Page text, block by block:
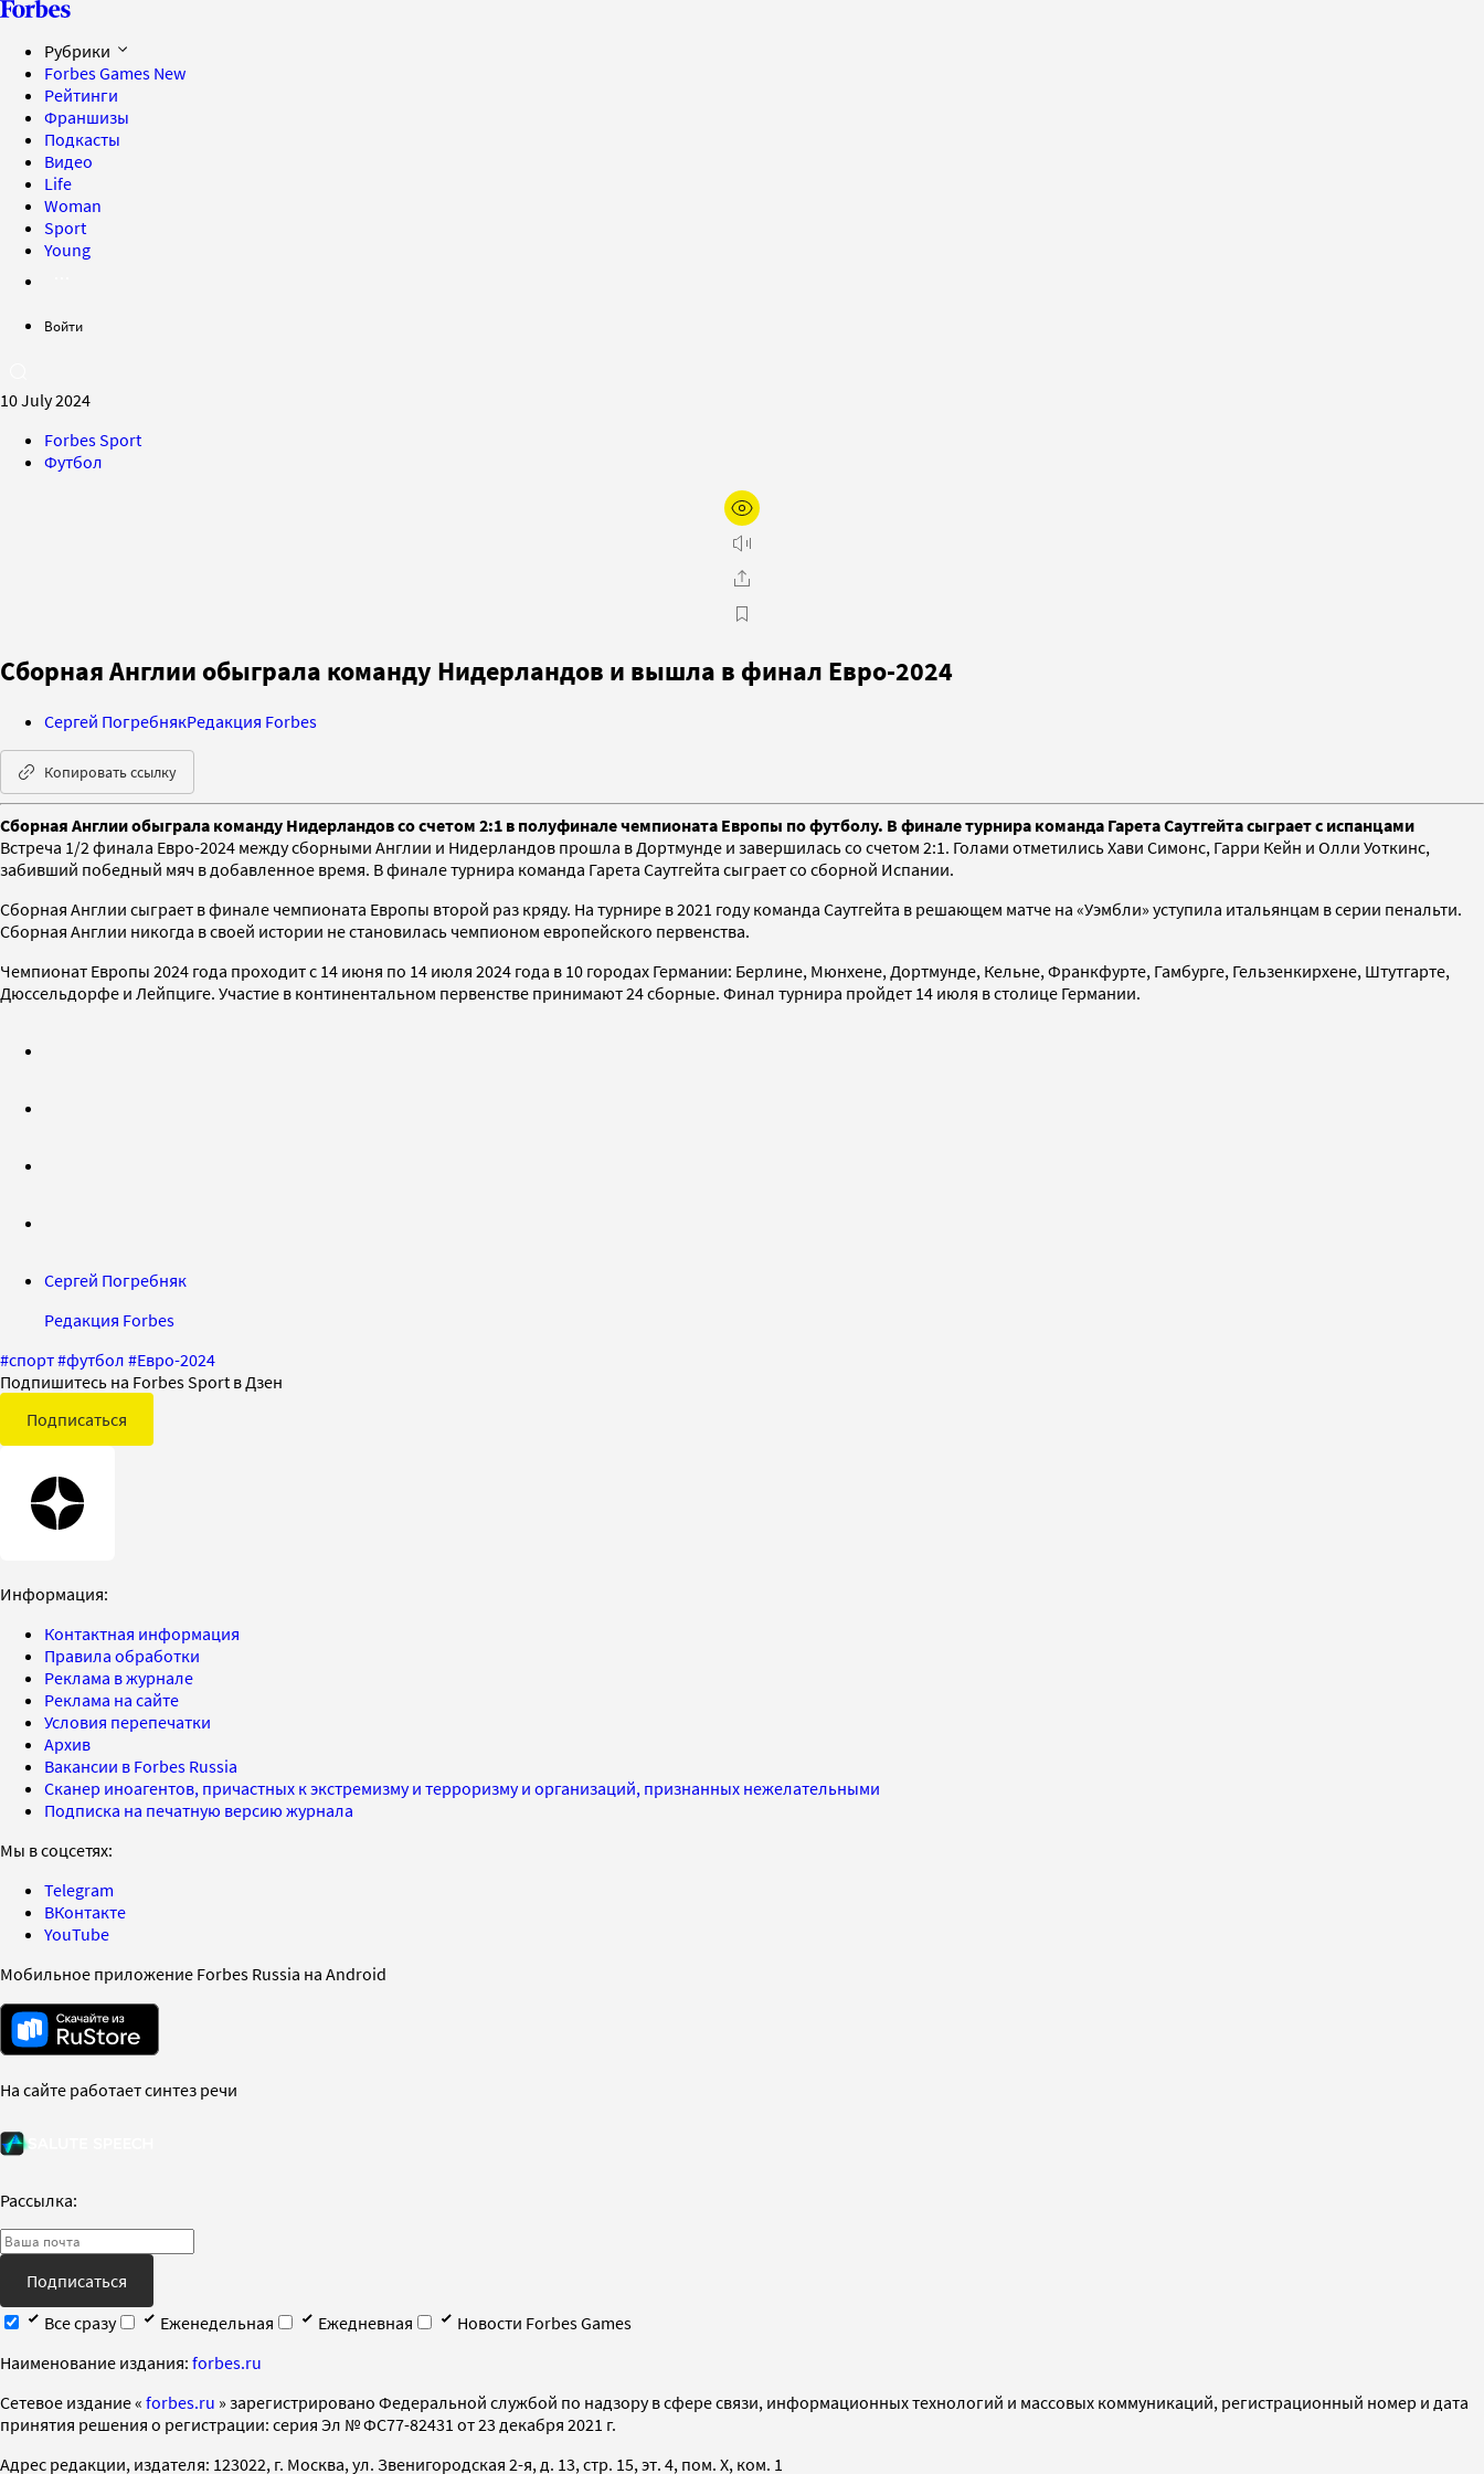
Рубрики
Forbes Games New
Рейтинги
Франшизы
Подкасты
Видео
Life
Woman
Sport
Young
Войти
10 July 2024
Forbes Sport
Футбол
Сборная Англии обыграла команду Нидерландов и вышла в финал Евро-2024
Сергей ПогребнякРедакция Forbes
Копировать ссылку
Сборная Англии обыграла команду Нидерландов со счетом 2:1 в полуфинале чемпионата Европы по футболу. В финале турнира команда Гарета Саутгейта сыграет с испанцами
Встреча 1/2 финала Евро-2024 между сборными Англии и Нидерландов прошла в Дортмунде и завершилась со счетом 2:1. Голами отметились Хави Симонс, Гарри Кейн и Олли Уоткинс,
забивший победный мяч в добавленное время. В финале турнира команда Гарета Саутгейта сыграет со сборной Испании.
Сборная Англии сыграет в финале чемпионата Европы второй раз кряду. На турнире в 2021 году команда Саутгейта в решающем матче на «Уэмбли» уступила итальянцам в серии пенальти.
Сборная Англии никогда в своей истории не становилась чемпионом европейского первенства.
Чемпионат Европы 2024 года проходит с 14 июня по 14 июля 2024 года в 10 городах Германии: Берлине, Мюнхене, Дортмунде, Кельне, Франкфурте, Гамбурге, Гельзенкирхене, Штутгарте,
Дюссельдорфе и Лейпциге. Участие в континентальном первенстве принимают 24 сборные. Финал турнира пройдет 14 июля в столице Германии.
Сергей Погребняк
Редакция Forbes
#спорт#футбол #Евро-2024
Подпишитесь на Forbes Sport в Дзен
Подписаться
Информация:
Контактная информация
Правила обработки
Реклама в журнале
Реклама на сайте
Условия перепечатки
Архив
Вакансии в Forbes Russia
Сканер иноагентов, причастных к экстремизму и терроризму и организаций, признанных нежелательными
Подписка на печатную версию журнала
Мы в соцсетях:
Telegram
ВКонтакте
YouTube
Мобильное приложение Forbes Russia на Android
На сайте работает синтез речи
Рассылка:
Подписаться
Все сразу
Еженедельная Ежедневная
Новости Forbes Games
Наименование издания: forbes.ru
Cетевое издание « forbes.ru » зарегистрировано Федеральной службой по надзору в сфере связи, информационных технологий и массовых коммуникаций, регистрационный номер и дата
принятия решения о регистрации: серия Эл № ФС77-82431 от 23 декабря 2021 г.
Адрес редакции, издателя: 123022, г. Москва, ул. Звенигородская 2-я, д. 13, стр. 15, эт. 4, пом. X, ком. 1